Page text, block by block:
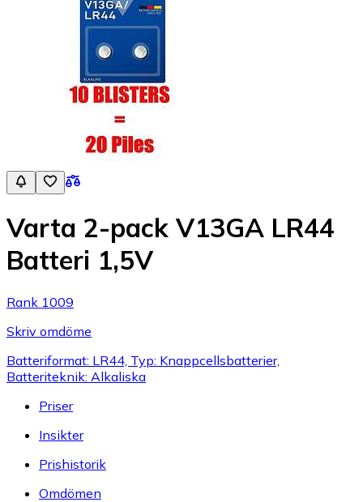
Varta 2-pack V13GA LR44
Batteri 1,5V
Rank 1009
Skriv omdöme
Batteriformat: LR44, Typ: Knappcellsbatterier,
Batteriteknik: Alkaliska
Priser
Insikter
Prishistorik
Omdömen